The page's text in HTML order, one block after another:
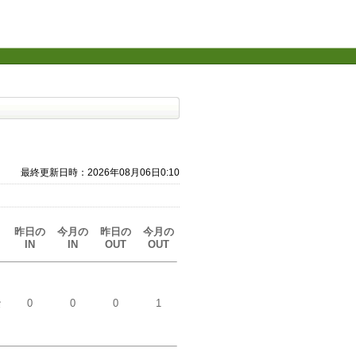
最終更新日時：2026年08月06日0:10
昨日の
IN
今月の
IN
昨日の
OUT
今月の
OUT
0 0 0 1